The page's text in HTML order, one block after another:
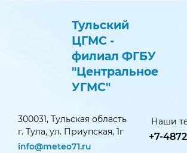
Тульский
ЦГМС -
филиал ФГБУ
"Центральное
УГМС"
300031, Тульская область
г. Тула, ул. Приупская, 1г
info@meteo71.ru
Наши
+7-